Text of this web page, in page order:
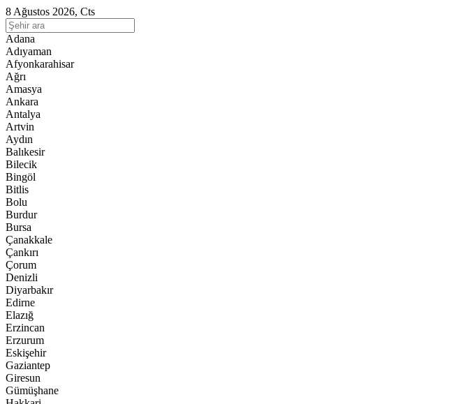
8 Ağustos 2026, Cts
Adana
Adıyaman
Afyonkarahisar
Ağrı
Amasya
Ankara
Antalya
Artvin
Aydın
Balıkesir
Bilecik
Bingöl
Bitlis
Bolu
Burdur
Bursa
Çanakkale
Çankırı
Çorum
Denizli
Diyarbakır
Edirne
Elazığ
Erzincan
Erzurum
Eskişehir
Gaziantep
Giresun
Gümüşhane